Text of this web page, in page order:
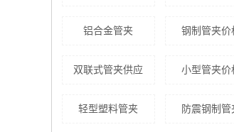
铝合金管夹 钢制管夹价
双联式管夹供应 小型管夹价
轻型塑料管夹 防震钢制管